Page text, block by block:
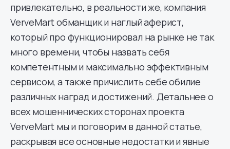
привлекательно, в реальности же, компания
VerveMart обманщик и наглый аферист,
который про функционировал на рынке не так
много времени, чтобы назвать себя
компетентным и максимально эффективным
сервисом, а также причислить себе обилие
различных наград и достижений. Детальнее о
всех мошеннических сторонах проекта
VerveMart мы и поговорим в данной статье,
раскрывая все основные недостатки и явные